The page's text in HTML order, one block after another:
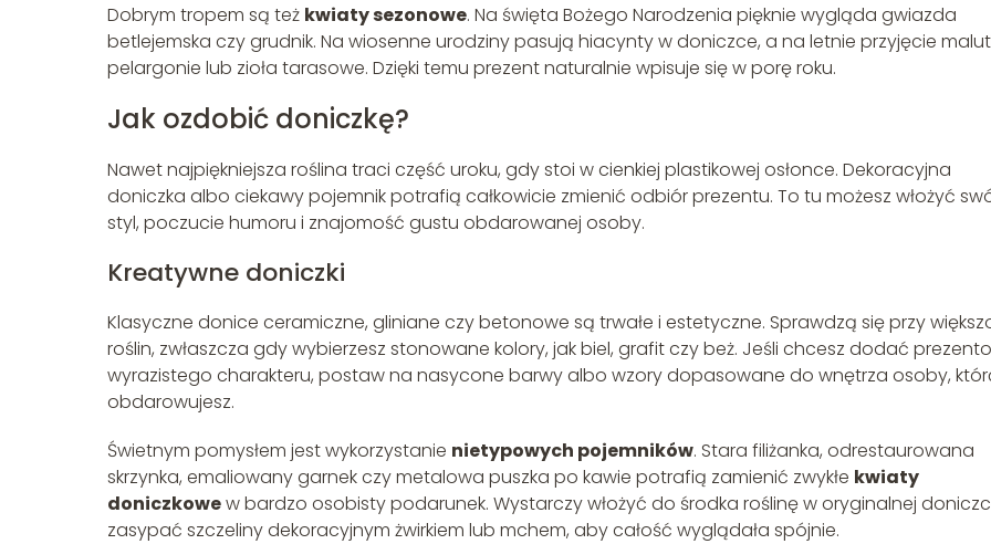
Dobrym tropem są też kwiaty sezonowe. Na święta Bożego Narodzenia pięknie wygląda gwiazda
betlejemska czy grudnik. Na wiosenne urodziny pasują hiacynty w doniczce, a na letnie przyjęcie
pelargonie lub zioła tarasowe. Dzięki temu prezent naturalnie wpisuje się w porę roku.
Jak ozdobić doniczkę?
Nawet najpiękniejsza roślina traci część uroku, gdy stoi w cienkiej plastikowej osłonce. Dekoracyjna
doniczka albo ciekawy pojemnik potrafią całkowicie zmienić odbiór prezentu. To tu możesz włożyć
styl, poczucie humoru i znajomość gustu obdarowanej osoby.
Kreatywne doniczki
Klasyczne donice ceramiczne, gliniane czy betonowe są trwałe i estetyczne. Sprawdzą się przy
roślin, zwłaszcza gdy wybierzesz stonowane kolory, jak biel, grafit czy beż. Jeśli chcesz dodać
wyrazistego charakteru, postaw na nasycone barwy albo wzory dopasowane do wnętrza osoby,
obdarowujesz.
Świetnym pomysłem jest wykorzystanie nietypowych pojemników. Stara filiżanka, odrestaurowana
skrzynka, emaliowany garnek czy metalowa puszka po kawie potrafią zamienić zwykłe kwiaty
doniczkowew bardzo osobisty podarunek. Wystarczy włożyć do środka roślinę w oryginalnej
zasypać szczeliny dekoracyjnym żwirkiem lub mchem, aby całość wyglądała spójnie.